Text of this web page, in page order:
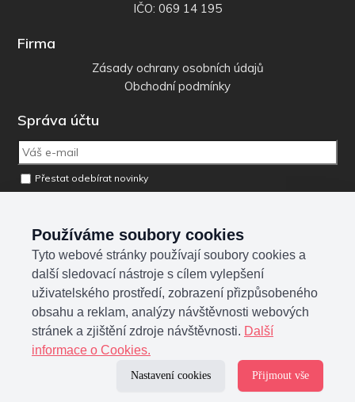
IČO: 069 14 195
Firma
Zásady ochrany osobních údajů
Obchodní podmínky
Správa účtu
Přestat odebírat novinky
Sociální sítě
Používáme soubory cookies
Tyto webové stránky používají soubory cookies a
další sledovací nástroje s cílem vylepšení
uživatelského prostředí, zobrazení přizpůsobeného
obsahu a reklam, analýzy návštěvnosti webových
stránek a zjištění zdroje návštěvnosti. Další
informace o Cookies.
Nastavení cookies Přijmout vše